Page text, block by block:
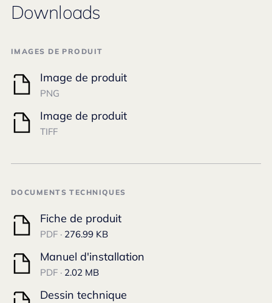
Downloads
IMAGES DE PRODUIT
Image de produit
PNG
Image de produit
TIFF
DOCUMENTS TECHNIQUES
Fiche de produit
PDF · 276.99 KB
Manuel d'installation
PDF · 2.02 MB
Dessin technique